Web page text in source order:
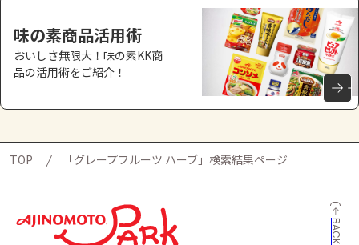
味の素商品活用術
おいしさ無限大！味の素KK商
品の活用術をご紹介！
TOP 「グレープフルーツ ハーブ」検索結果ページ